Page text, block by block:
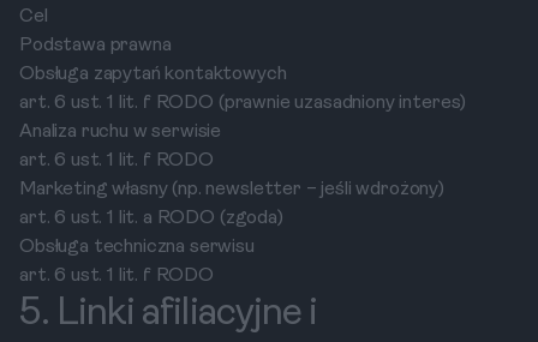
Cel
Podstawa prawna
Obsługa zapytań kontaktowych
art. 6 ust. 1 lit. f RODO (prawnie uzasadniony interes)
Analiza ruchu w serwisie
art. 6 ust. 1 lit. f RODO
Marketing własny (np. newsletter – jeśli wdrożony)
art. 6 ust. 1 lit. a RODO (zgoda)
Obsługa techniczna serwisu
art. 6 ust. 1 lit. f RODO
5. Linki afiliacyjne i